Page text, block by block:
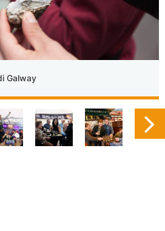
Galway